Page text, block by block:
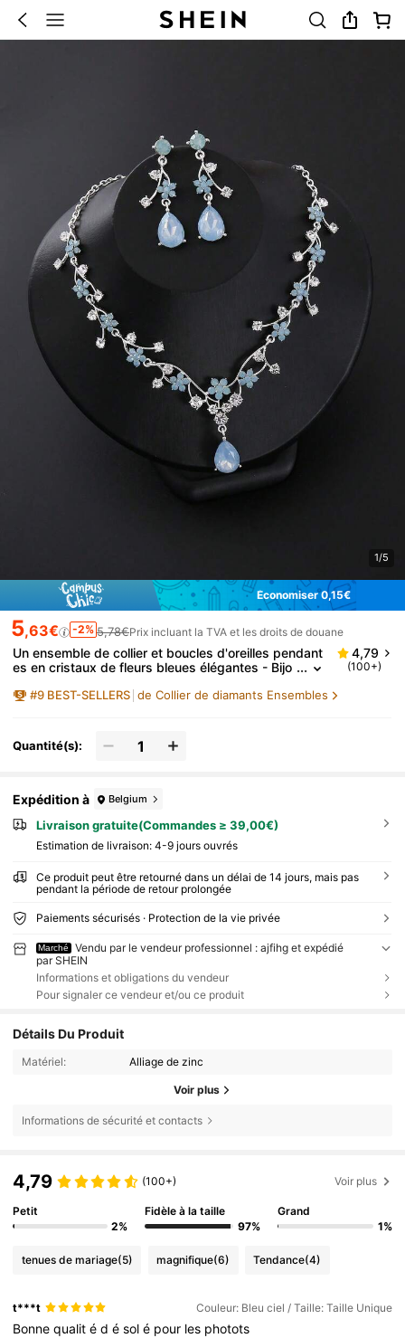
1/5
Économiser 0,15€
5,63€ -2% 5,78€Prix incluant la TVA et les droits de douane
Un ensemble de collier et boucles d'oreilles pendant
es en cristaux de fleurs bleues élégantes - Bijo
t pour les événements du soir et les cadeaux de de
4,79
(100+)
#9 BEST-SELLERS de Collier de diamants Ensembles
Quantité(s):
Expédition à Belgium
Livraison gratuite(Commandes ≥ 39,00€)
Estimation de livraison: 4-9 jours ouvrés
Ce produit peut être retourné dans un délai de 14 jours, mais pas
pendant la période de retour prolongée
Paiements sécurisés · Protection de la vie privée
Marché
Vendu par le vendeur professionnel : ajfihg et expédié
par SHEIN
Informations et obligations du vendeur
Pour signaler ce vendeur et/ou ce produit
Détails Du Produit
Matériel: Alliage de zinc
Voir plus
Informations de sécurité et contacts
4,79 (100+) Voir plus
Petit
2%
Fidèle à la taille
97%
Grand
1%
tenues de mariage(5) magnifique(6) Tendance(4)
t***t Couleur: Bleu ciel / Taille: Taille Unique
Bonnequalitédésolé pour les photots